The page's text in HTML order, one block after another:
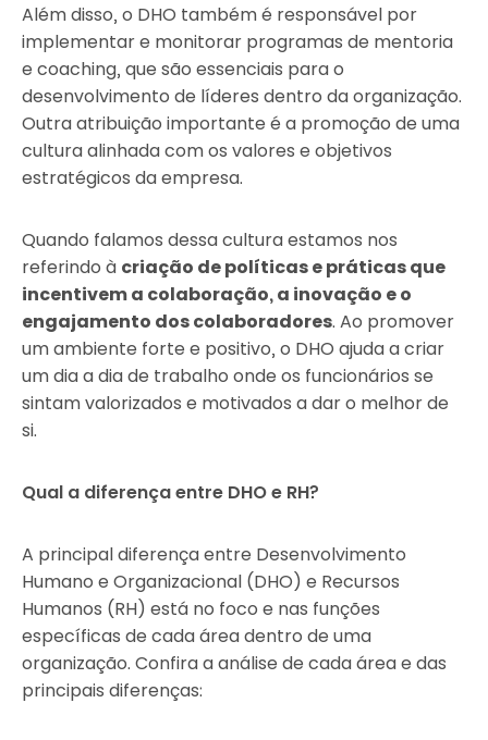
Além disso, o DHO também é responsável por
implementar e monitorar programas de mentoria
e coaching, que são essenciais para o
desenvolvimento de líderes dentro da organização.
Outra atribuição importante é a promoção de uma
cultura alinhada com os valores e objetivos
estratégicos da empresa.
Quando falamos dessa cultura estamos nos
referindo à criação de políticas e práticas que
incentivem a colaboração, a inovação e o
engajamento dos colaboradores. Ao promover
um ambiente forte e positivo, o DHO ajuda a criar
um dia a dia de trabalho onde os funcionários se
sintam valorizados e motivados a dar o melhor de
si.
Qual a diferença entre DHO e RH?
A principal diferença entre Desenvolvimento
Humano e Organizacional (DHO) e Recursos
Humanos (RH) está no foco e nas funções
específicas de cada área dentro de uma
organização. Confira a análise de cada área e das
principais diferenças: